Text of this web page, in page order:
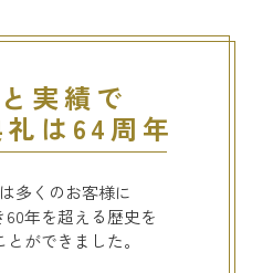
実績で
は64周年
多くのお客様に
60年を超える歴史を
ができました。